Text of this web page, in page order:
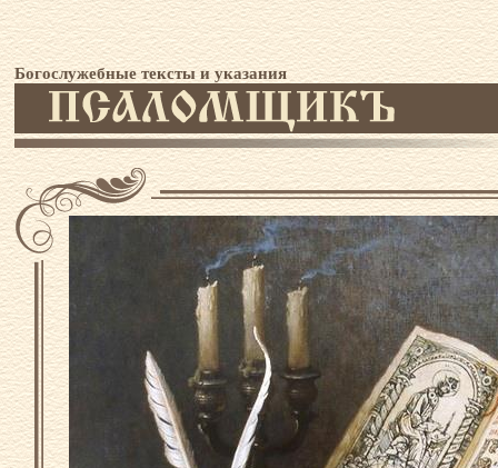
Богослужебные тексты и указания